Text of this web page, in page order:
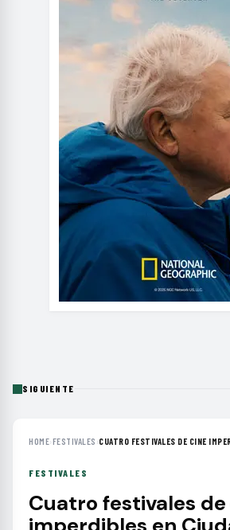
SIGUIENTE
HOME›FESTIVALES ›CUATRO FESTIVALES DE CINE
FESTIVALES
Cuatro festivales